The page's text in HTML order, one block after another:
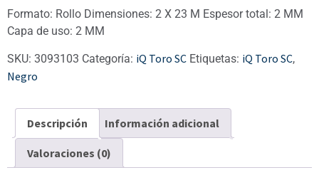
Formato: Rollo Dimensiones: 2 X 23 M Espesor total: 2 MM
Capa de uso: 2 MM
SKU: 3093103 Categoría: iQ Toro SC Etiquetas: iQ Toro SC,
Negro
Descripción Información adicional
Valoraciones (0)